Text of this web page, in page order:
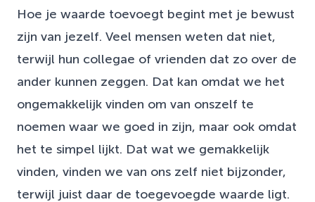
Hoe je waarde toevoegt begint met je bewust
zijn van jezelf. Veel mensen weten dat niet,
terwijl hun collegae of vrienden dat zo over de
ander kunnen zeggen. Dat kan omdat we het
ongemakkelijk vinden om van onszelf te
noemen waar we goed in zijn, maar ook omdat
het te simpel lijkt. Dat wat we gemakkelijk
vinden, vinden we van ons zelf niet bijzonder,
terwijl juist daar de toegevoegde waarde ligt.